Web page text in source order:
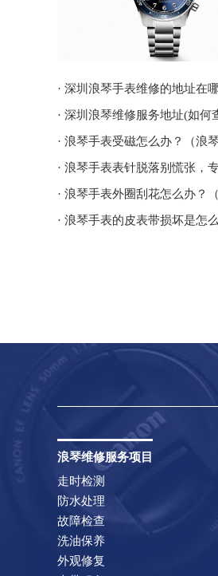
· 深圳浪琴手表维修的地址在
· 浪琴手表的皮表带损坏是怎
浪琴维修服务项目
走时检测
防水处理
故障检查
洗油保养
外观修复